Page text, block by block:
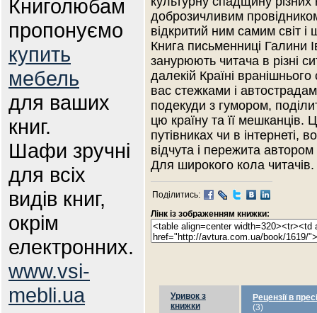
Книголюбам
пропонуємо
купить
мебель
для ваших
книг.
Шафи зручні
для всіх
видів книг,
окрім
електронних.
www.vsi-
mebli.ua
доброзичливим
відкритий ним самим світ
Книга письменниці Галини
занурюють читача в різні
далекій Країні
вас стежками і
подекуди з гумором,
цю країну та її мешканців.
путівниках чи в інтернеті,
відчута і пережита автором
Для широкого кола читачів.
Поділитись:
Лінк із зображенням книжки:
Уривок з
книжки
Рецензії в пресі
(3)